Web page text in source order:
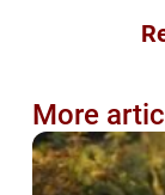
More